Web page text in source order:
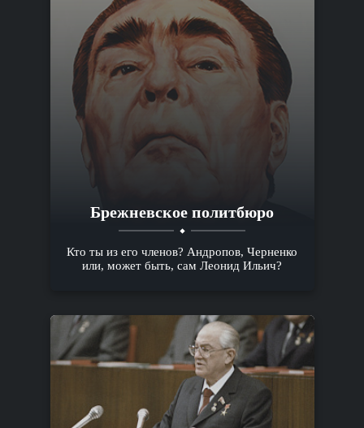
Брежневское политбюро
Кто ты из его членов? Андропов, Черненко
или, может быть, сам Леонид Ильич?